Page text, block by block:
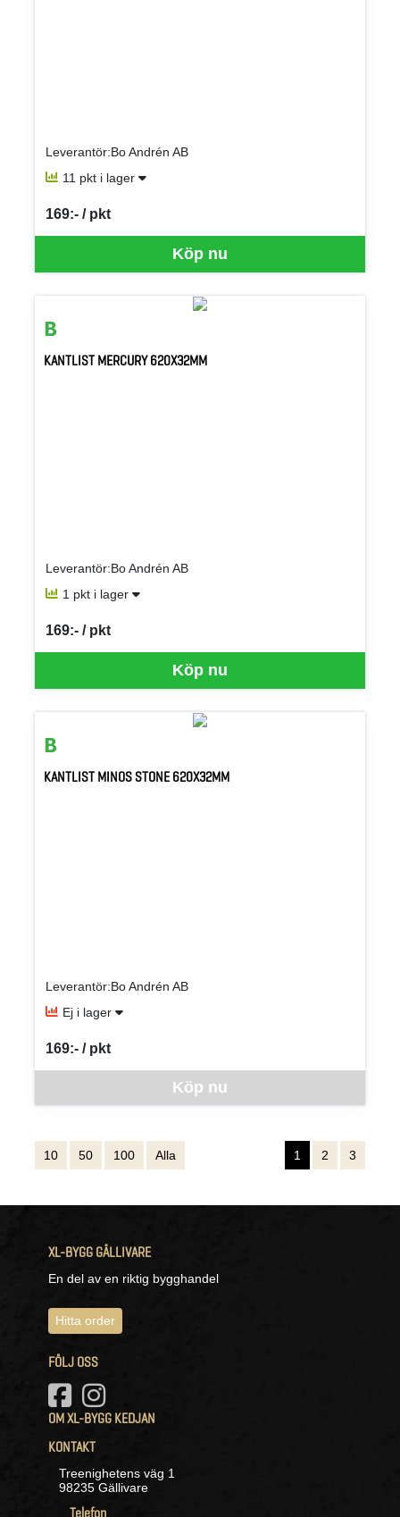
Leverantör:Bo Andrén AB
11 pkt i lager
Köp nu
169:- / pkt
SEK per PKT
KANTLIST MERCURY 620X32MM
Leverantör:Bo Andrén AB
1 pkt i lager
Köp nu
169:- / pkt
SEK per PKT
KANTLIST MINOS STONE 620X32MM
Leverantör:Bo Andrén AB
Ej i lager
Köp nu
169:- / pkt
SEK per PKT
10 50 100 Alla 1 2 3
XL-BYGG GÄLLIVARE
En del av en riktig bygghandel
Hitta order
FÖLJ OSS
OM XL-BYGG KEDJAN
KONTAKT
Treenighetens väg 1
98235 Gällivare
Telefon